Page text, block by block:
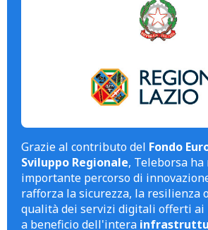
Grazie al contributo del Fondo
Sviluppo Regionale, Teleborsa
importante percorso di
rafforza la sicurezza, la resilienza
qualità dei servizi digitali offerti
a beneficio dell'intera